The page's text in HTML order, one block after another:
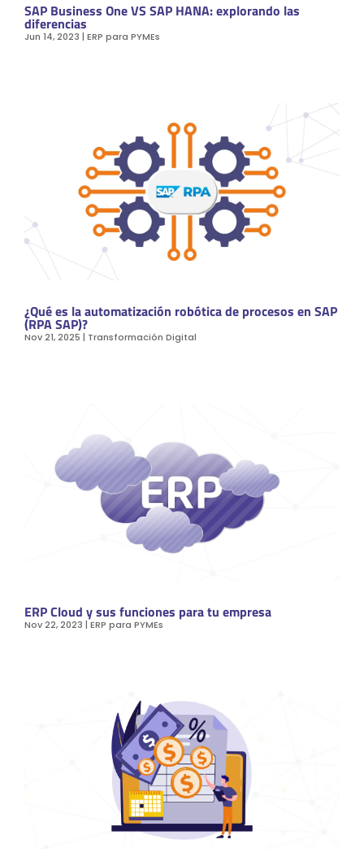
SAP Business One VS SAP HANA: explorando las
diferencias
Jun 14, 2023 |ERP para PYMEs
¿Qué es la automatización robótica de procesos en SAP
(RPA SAP)?
Nov 21, 2025 | Transformación Digital
ERP Cloud y sus funciones para tu empresa
Nov 22, 2023 |ERP para PYMEs